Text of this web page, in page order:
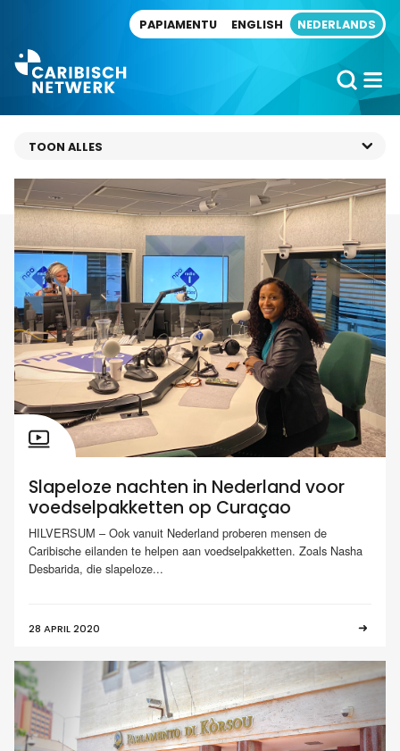
PAPIAMENTU ENGLISH NEDERLANDS
Slapeloze nachten in Nederland voor
voedselpakketten op Curaçao
HILVERSUM – Ook vanuit Nederland proberen mensen de
Caribische eilanden te helpen aan voedselpakketten. Zoals Nasha
Desbarida, die slapeloze...
28 APRIL 2020